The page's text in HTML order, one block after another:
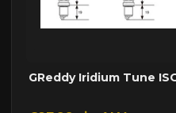
GReddy Iridium Tune